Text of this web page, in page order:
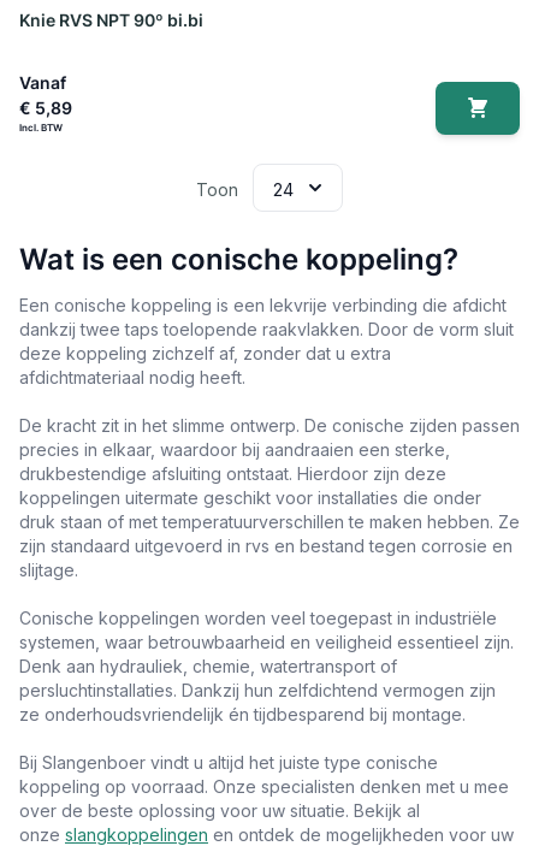
Knie RVS NPT 90º bi.bi
Vanaf
€ 5,89
Toon
Wat is een conische koppeling?
Een conische koppeling is een lekvrije verbinding die afdicht
dankzij twee taps toelopende raakvlakken. Door de vorm sluit
deze koppeling zichzelf af, zonder dat u extra
afdichtmateriaal nodig heeft.
De kracht zit in het slimme ontwerp. De conische zijden passen
precies in elkaar, waardoor bij aandraaien een sterke,
drukbestendige afsluiting ontstaat. Hierdoor zijn deze
koppelingen uitermate geschikt voor installaties die onder
druk staan of met temperatuurverschillen te maken hebben. Ze
zijn standaard uitgevoerd in rvs en bestand tegen corrosie en
slijtage.
Conische koppelingen worden veel toegepast in industriële
systemen, waar betrouwbaarheid en veiligheid essentieel zijn.
Denk aan hydrauliek, chemie, watertransport of
persluchtinstallaties. Dankzij hun zelfdichtend vermogen zijn
ze onderhoudsvriendelijk én tijdbesparend bij montage.
Bij Slangenboer vindt u altijd het juiste type conische
koppeling op voorraad. Onze specialisten denken met u mee
over de beste oplossing voor uw situatie. Bekijk al
onze slangkoppelingen en ontdek de mogelijkheden voor uw